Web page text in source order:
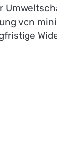
von